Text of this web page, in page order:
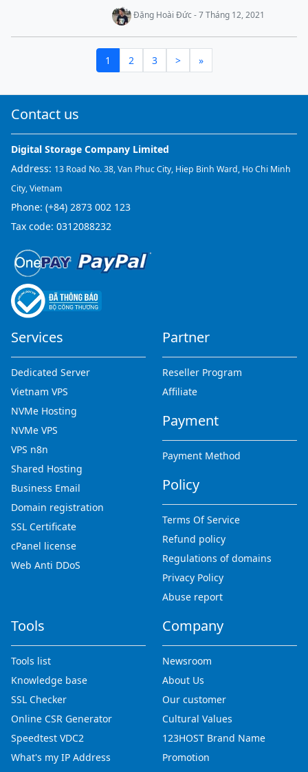
Đặng Hoài Đức - 7 Tháng 12, 2021
1 2 3 > »
Contact us
Digital Storage Company Limited
Address: 13 Road No. 38, Van Phuc City, Hiep Binh Ward, Ho Chi Minh
City, Vietnam
Phone: (+84) 2873 002 123
Tax code: 0312088232
Services
Dedicated Server
Vietnam VPS
NVMe Hosting
NVMe VPS
VPS n8n
Shared Hosting
Business Email
Domain registration
SSL Certificate
cPanel license
Web Anti DDoS
Partner
Reseller Program
Affiliate
Payment
Payment Method
Policy
Terms Of Service
Refund policy
Regulations of domains
Privacy Policy
Abuse report
Tools
Tools list
Knowledge base
SSL Checker
Online CSR Generator
Speedtest VDC2
What's my IP Address
Company
Newsroom
About Us
Our customer
Cultural Values
123HOST Brand Name
Promotion